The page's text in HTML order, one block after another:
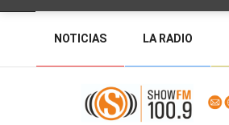
NOTICIAS LA RADIO
PROGRAMACIÓN RADIO EN VIVO